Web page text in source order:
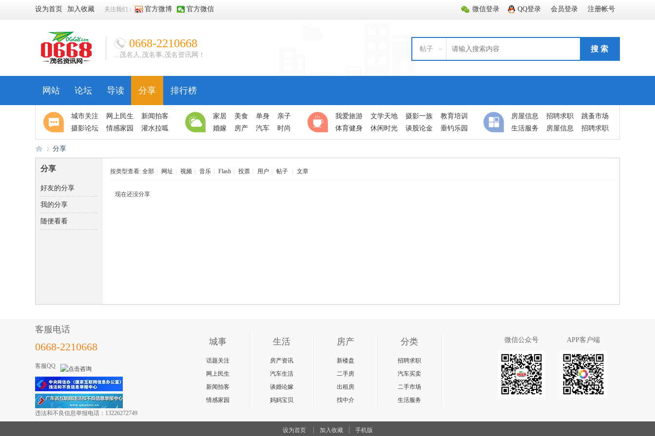
微信登录 QQ登录 会员登录 注册帐号
设为首页 加入收藏 关注我们： 官方微博 官方微信
0668-2210668
...茂名人,茂名事,茂名资讯网！
帖子 搜 索
网站 论坛 导读 分享 排行榜
城市关注 网上民生
新闻拍客
摄影论坛
情感家园 灌水拉呱
家居 美食 单身
亲子
婚嫁
房产 汽车 时尚
我爱旅游 文学天地 摄影一族
教育培训
体育健身
休闲时光 谈股论金 垂钓乐园
房屋信息 招聘求职
跳蚤市场
生活服务
房屋信息 招聘求职
06
论
›
分享
分享
好友的分享
我的分享
随便看看
按类型查看: 全部 网址 视频 音乐 Flash 投票 用户 帖子 文章
现在还没分享
客服电话
0668-2210668
客服QQ
违法和不良信息举报电话：13226272749
城事
话题关注
网上民生
新闻拍客
情感家园
生活
房产资讯
汽车生活
谈婚论嫁
妈妈宝贝
房产
新楼盘
二手房
出租房
找中介
分类
招聘求职
汽车买卖
二手市场
生活服务
微信公众号 APP客户端
设为首页 加入收藏 手机版